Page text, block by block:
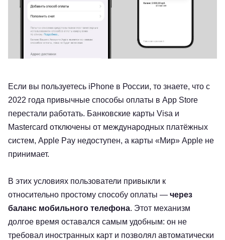
Если вы пользуетесь iPhone в России, то знаете, что с
2022 года привычные способы оплаты в App Store
перестали работать. Банковские карты Visa и
Mastercard отключены от международных платёжных
систем, Apple Pay недоступен, а карты «Мир» Apple не
принимает.
В этих условиях пользователи привыкли к
относительно простому способу оплаты — через
баланс мобильного телефона. Этот механизм
долгое время оставался самым удобным: он не
требовал иностранных карт и позволял автоматически